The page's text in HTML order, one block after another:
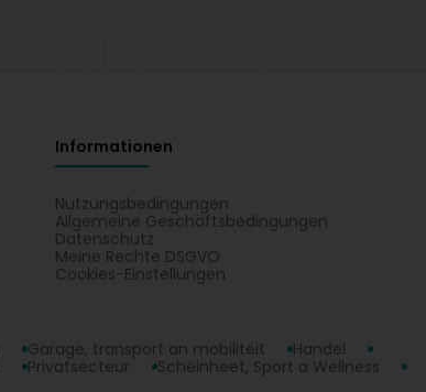
Informationen
Nutzungsbedingungen
Allgemeine Geschäftsbedingungen
Datenschutz
Meine Rechte DSGVO
Cookies-Einstellungen
Garage, transport an mobilitéit
Handel
Privatsecteur
Schéinheet, Sport a Wellness